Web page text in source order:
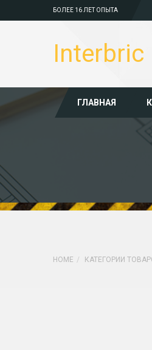
БОЛЕЕ 16 ЛЕТ ОПЫТА
Interbric
ГЛАВНАЯ
HOME КАТЕГОРИИ